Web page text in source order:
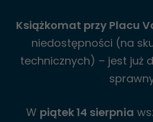
Książkomat przy Placu
niedostępności (na
technicznych) – jest już
W piątek 14 sierpnia